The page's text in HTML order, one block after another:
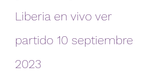
Liberia en vivo ver
partido 10 septiembre
2023